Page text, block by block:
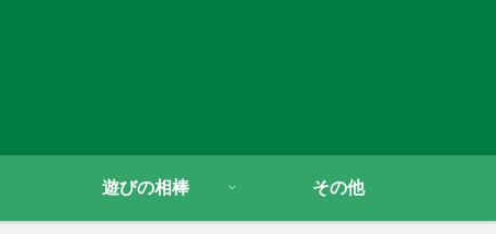
遊びの相棒 その他